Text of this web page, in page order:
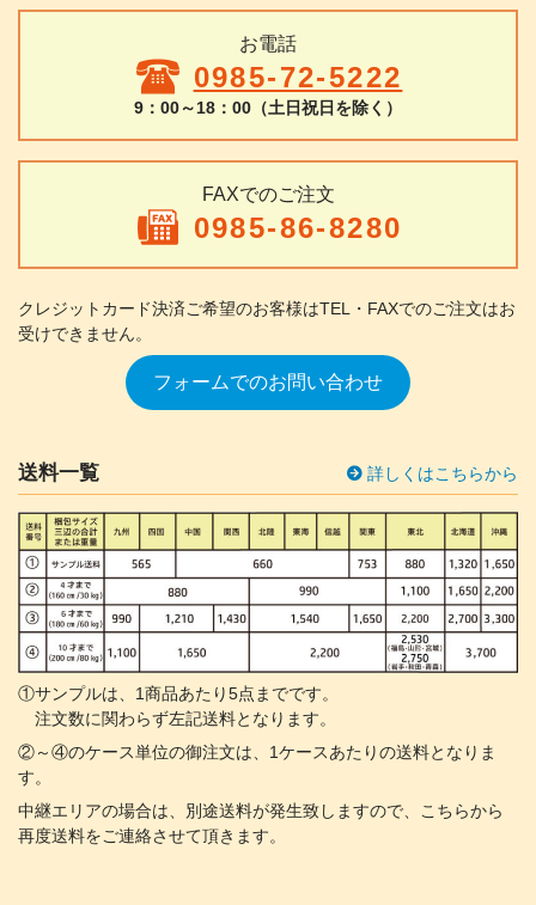
お電話
0985-72-5222
9：00～18：00（土日祝日を除く）
FAXでのご注文
0985-86-8280
クレジットカード決済ご希望のお客様はTEL・FAXでのご注文はお
受けできません。
フォームでのお問い合わせ
送料一覧 詳しくはこちらから
①サンプルは、1商品あたり5点までです。
注文数に関わらず左記送料となります。
②～④のケース単位の御注文は、1ケースあたりの送料となりま
す。
中継エリアの場合は、別途送料が発生致しますので、こちらから
再度送料をご連絡させて頂きます。